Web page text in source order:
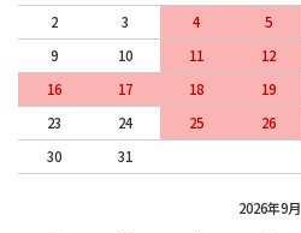
2
3 4 5
9
10 11 12
16
17 18 19
23
24 25 26
30
31
2026年9月